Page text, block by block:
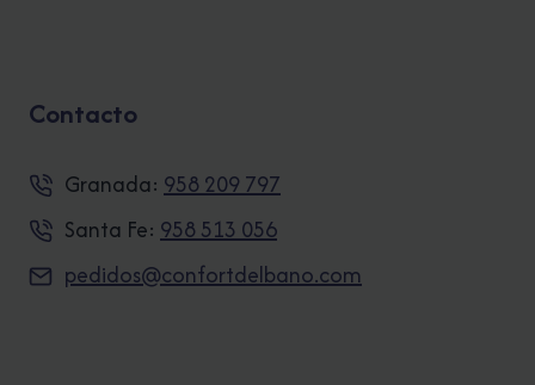
Contacto
Granada: 958 209 797
Santa Fe: 958 513 056
pedidos@confortdelbano.com